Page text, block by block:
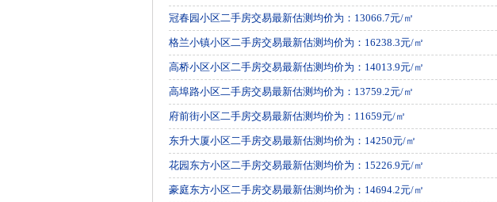
冠春园小区二手房交易最新估测均价为：13066.7元/㎡
格兰小镇小区二手房交易最新估测均价为：16238.3元/㎡
高桥小区小区二手房交易最新估测均价为：14013.9元/㎡
高埠路小区二手房交易最新估测均价为：13759.2元/㎡
府前街小区二手房交易最新估测均价为：11659元/㎡
东升大厦小区二手房交易最新估测均价为：14250元/㎡
花园东方小区二手房交易最新估测均价为：15226.9元/㎡
豪庭东方小区二手房交易最新估测均价为：14694.2元/㎡